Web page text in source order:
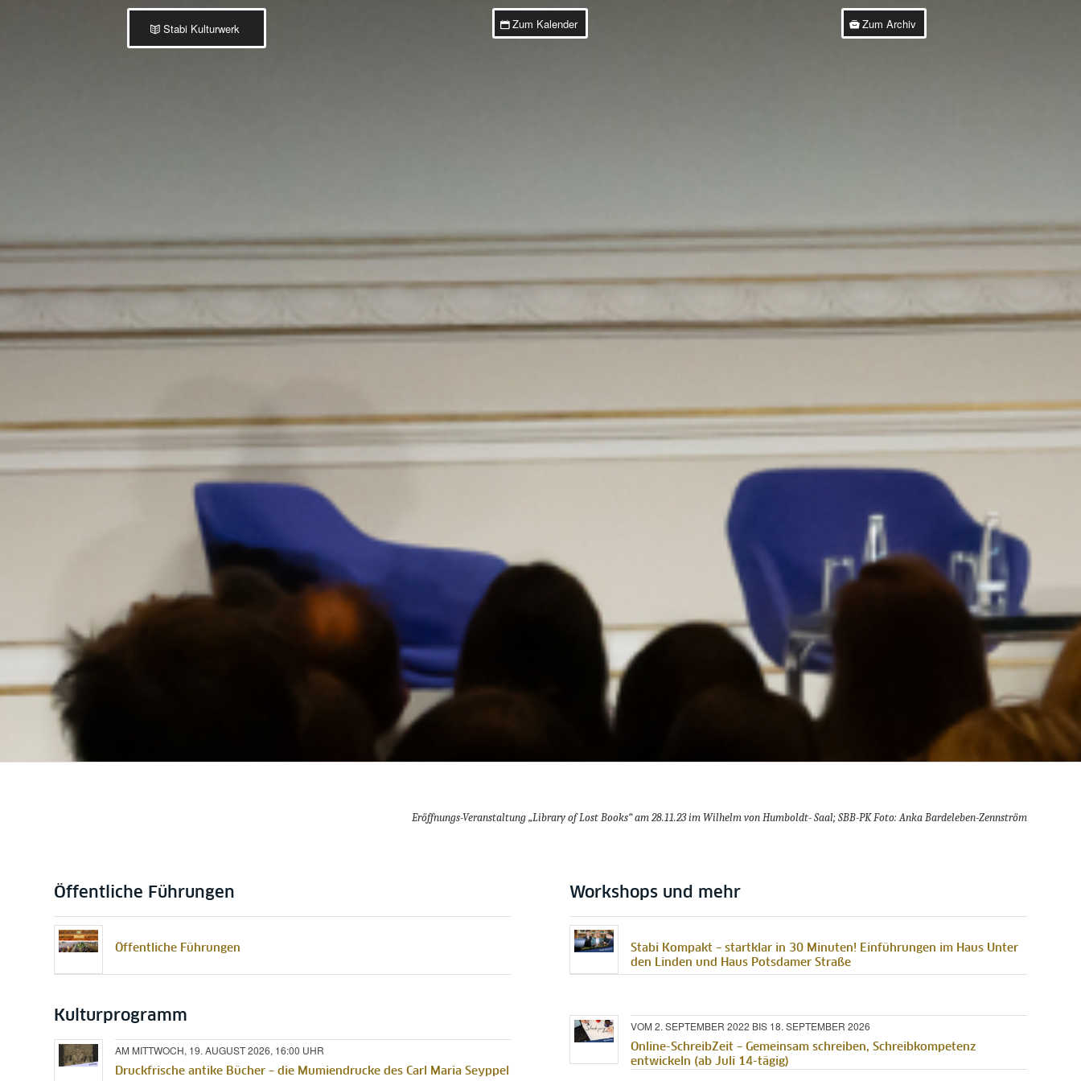
Stabi Kulturwerk Zum Kalender Zum Archiv
Eröffnungs-Veranstaltung „Library of Lost Books“ am 28.11.23 im Wilhelm von Humboldt- Saal; SBB-PK Foto: Anka Bardeleben-Zennström
Öffentliche Führungen
Öffentliche Führungen
Kulturprogramm
AM MITTWOCH, 19. AUGUST 2026, 16:00 UHR
Druckfrische antike Bücher – die Mumiendrucke des Carl Maria Seyppel
Workshops und mehr
Stabi Kompakt – startklar in 30 Minuten! Einführungen im Haus Unter
den Linden und Haus Potsdamer Straße
VOM 2. SEPTEMBER 2022 BIS 18. SEPTEMBER 2026
Online-SchreibZeit – Gemeinsam schreiben, Schreibkompetenz
entwickeln (ab Juli 14-tägig)